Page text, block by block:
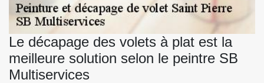
Le décapage des volets à plat est la
meilleure solution selon le peintre SB
Multiservices